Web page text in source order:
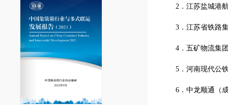
2．江苏盐城港
3．江苏省铁路
4．五矿物流集
5．河南现代公
6．中龙顺通（